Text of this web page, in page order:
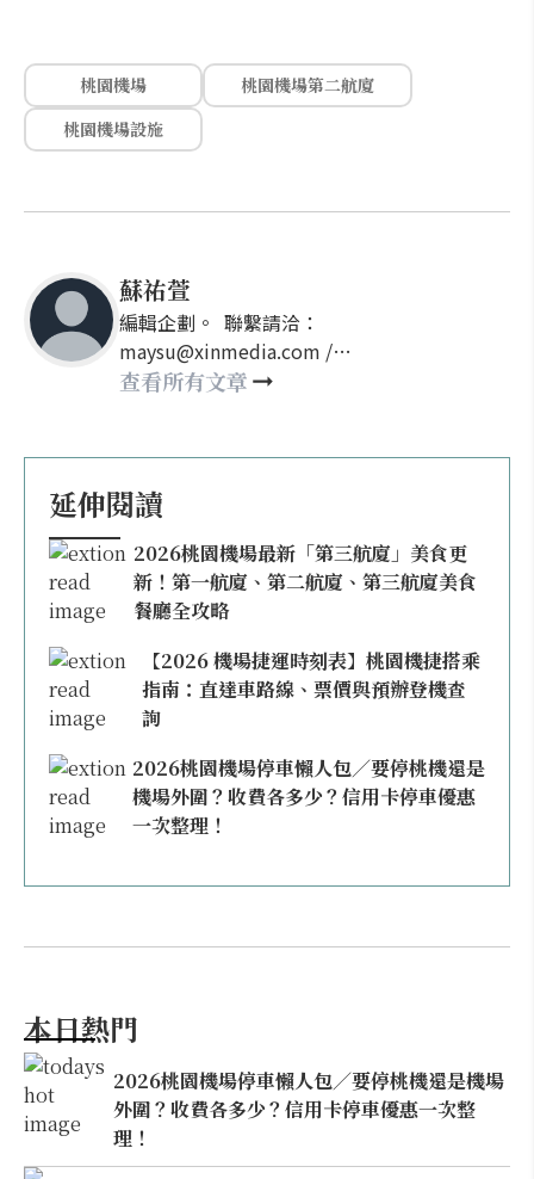
桃園機場
桃園機場第二航廈
桃園機場設施
蘇祐萱
編輯企劃。 聯繫請洽：
maysu@xinmedia.com /
may860527@gmail.com
查看所有文章
延伸閱讀
2026桃園機場最新「第三航廈」美食更
新！第一航廈、第二航廈、第三航廈美食
餐廳全攻略
【2026 機場捷運時刻表】桃園機捷搭乘
指南：直達車路線、票價與預辦登機查
詢
2026桃園機場停車懶人包／要停桃機還是
機場外圍？收費各多少？信用卡停車優惠
一次整理！
本日熱門
2026桃園機場停車懶人包／要停桃機還是機場
外圍？收費各多少？信用卡停車優惠一次整
理！